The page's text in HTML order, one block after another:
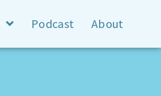
Podcast About